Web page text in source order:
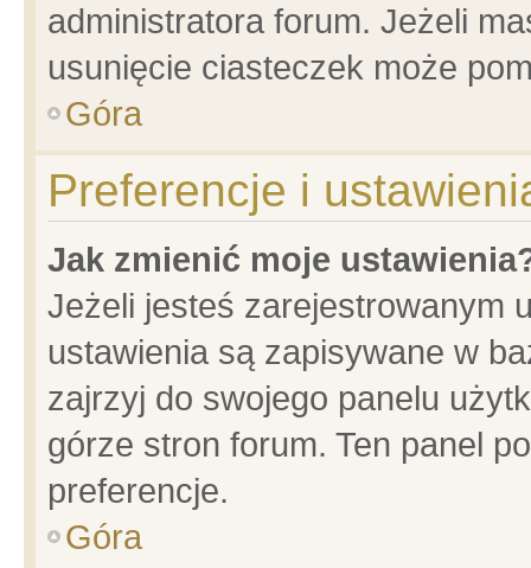
administratora forum. Jeżeli
usunięcie ciasteczek może
Góra
Preferencje i
Jak zmienić moje
Jeżeli jesteś zarejestrowanym
ustawienia są zapisywane w
zajrzyj do swojego panelu
górze stron forum. Ten panel
preferencje.
Góra